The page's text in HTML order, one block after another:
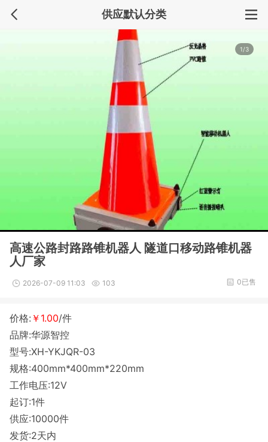
供应默认分类
1/3
高速公路封路路锥机器人 隧道口移动路锥机器
人厂家
2026-07-09 11:03 103 0已售
价格: ￥1.00/件
品牌:华源智控
型号:XH-YKJQR-03
规格:400mm*400mm*220mm
工作电压:12V
起订:1件
供应:10000件
发货:2天内